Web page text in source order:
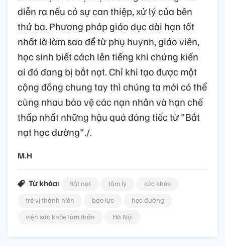
diễn ra nếu có sự can thiệp, xử lý của bên
thứ ba. Phương pháp giáo dục dài hạn tốt
nhất là làm sao để từ phụ huynh, giáo viên,
học sinh biết cách lên tiếng khi chứng kiến
ai đó đang bị bắt nạt. Chỉ khi tạo được một
cộng đồng chung tay thì chúng ta mới có thể
cùng nhau bảo vệ các nạn nhân và hạn chế
thấp nhất những hậu quả đáng tiếc từ "Bắt
nạt học đường"./.
M.H
Từ khóa: Bắt nạt tâm lý
sức khỏe
trẻ vị thành niên
bạo lực
học đường
viện sức khỏe tâm thần
Hà Nội